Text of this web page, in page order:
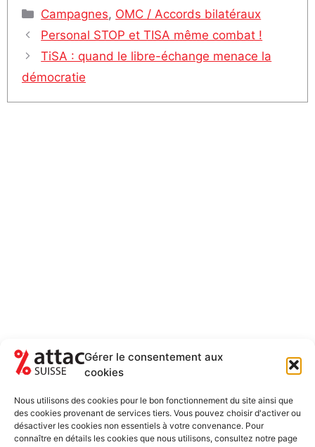
Gérer le consentement aux
cookies
Nous utilisons des cookies pour le bon fonctionnement du site ainsi que
des cookies provenant de services tiers. Vous pouvez choisir d'activer ou
désactiver les cookies non essentiels à votre convenance. Pour
connaître en détails les cookies que nous utilisons, consultez notre page
Catégories
Campagnes, OMC / Accords bilatéraux
Personal STOP et TISA même combat !
TiSA : quand le libre-échange menace la
démocratie
NEWSLETTER
5-6 FOIS PAR ANNÉE
Newsletter uniquement et désinscription possible